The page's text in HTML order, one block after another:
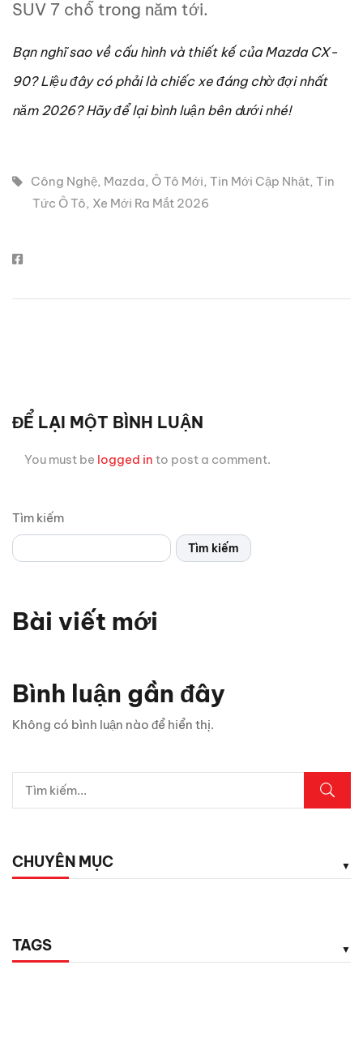
Tìm kiếm
Tìm kiếm
Bài viết mới
Bình luận gần đây
Không có bình luận nào để hiển thị.
CHUYÊN MỤC
TAGS
SUV 7 chỗ trong năm tới.
Bạn nghĩ sao về cấu hình và thiết kế của Mazda CX-
90? Liệu đây có phải là chiếc xe đáng chờ đợi nhất
năm 2026? Hãy để lại bình luận bên dưới nhé!
Công Nghệ, Mazda, Ô Tô Mới, Tin Mới Cập Nhật, Tin
Tức Ô Tô, Xe Mới Ra Mắt 2026
ĐỂ LẠI MỘT BÌNH LUẬN
You must be logged in to post a comment.